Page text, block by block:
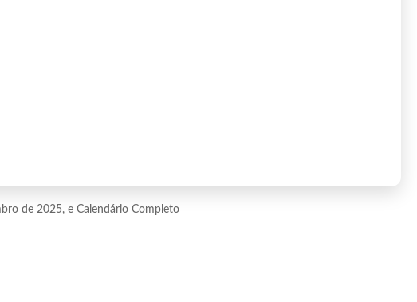
de 2025, e Calendário Completo